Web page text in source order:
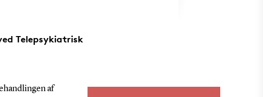
Telepsykiatrisk
af